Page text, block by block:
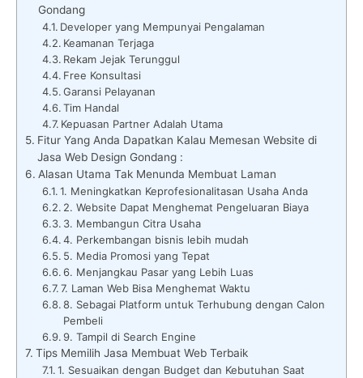
Gondang
Developer yang Mempunyai Pengalaman
Keamanan Terjaga
Rekam Jejak Terunggul
Free Konsultasi
Garansi Pelayanan
Tim Handal
Kepuasan Partner Adalah Utama
Fitur Yang Anda Dapatkan Kalau Memesan Website di
Jasa Web Design Gondang :
Alasan Utama Tak Menunda Membuat Laman
1. Meningkatkan Keprofesionalitasan Usaha Anda
2. Website Dapat Menghemat Pengeluaran Biaya
3. Membangun Citra Usaha
4. Perkembangan bisnis lebih mudah
5. Media Promosi yang Tepat
6. Menjangkau Pasar yang Lebih Luas
7. Laman Web Bisa Menghemat Waktu
8. Sebagai Platform untuk Terhubung dengan Calon
Pembeli
9. Tampil di Search Engine
Tips Memilih Jasa Membuat Web Terbaik
1. Sesuaikan dengan Budget dan Kebutuhan Saat